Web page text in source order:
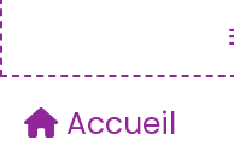
Accueil